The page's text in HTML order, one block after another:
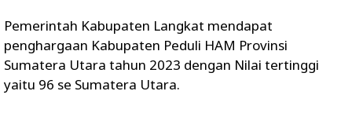
Pemerintah Kabupaten Langkat mendapat
penghargaan Kabupaten Peduli HAM Provinsi
Sumatera Utara tahun 2023 dengan Nilai tertinggi
yaitu 96 se Sumatera Utara.